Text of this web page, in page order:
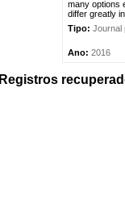
many options
differ greatly
Tipo: Journal
Ano: 2016
Registros